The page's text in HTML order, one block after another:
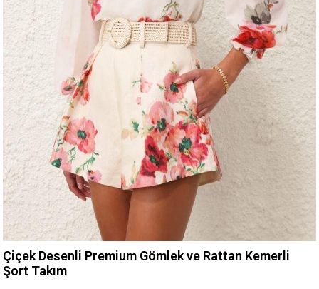
Çiçek Desenli Premium Gömlek ve Rattan Kemerli
Şort Takım